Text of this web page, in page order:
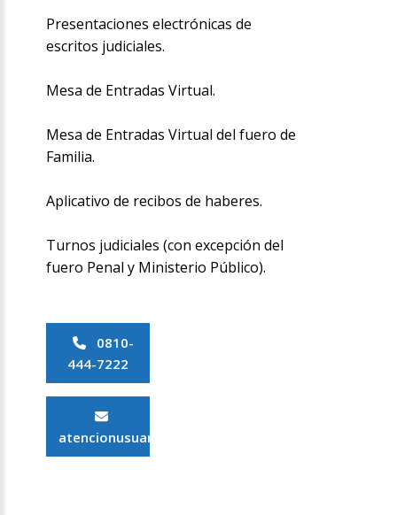
Presentaciones electrónicas de
escritos judiciales.
Mesa de Entradas Virtual.
Mesa de Entradas Virtual del fuero de
Familia.
Aplicativo de recibos de haberes.
Turnos judiciales (con excepción del
fuero Penal y Ministerio Público).
0810-
444-7222
atencionusuario@scba.gov.ar